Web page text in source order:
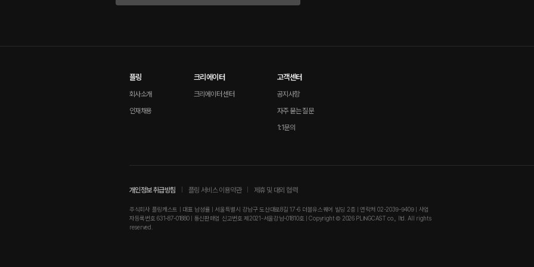
플링
회사소개
인재채용
크리에이터
크리에이터 센터
고객센터
공지사항
자주 묻는 질문
1:1문의
개인정보 취급방침 플링 서비스 이용약관 제휴 및 대외 협력
주식회사 플링캐스트 | 대표 남성률 | 서울특별시 강남구 도산대로8길 17-6 더블유스퀘어 빌딩 2층 | 연락처 02-2039-9409 | 사업
자등록번호 631-87-01880 | 통신판매업 신고번호 제2021-서울강남-01810호 | Copyright © 2026 PLINGCAST co., ltd. All rights
reserved.